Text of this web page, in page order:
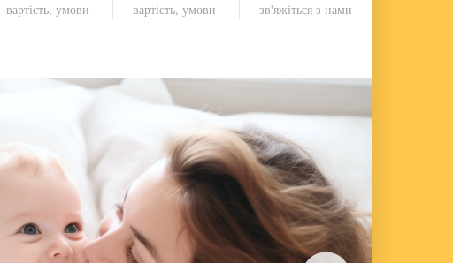
вартість, умови вартість, умови зв'яжіться з нами